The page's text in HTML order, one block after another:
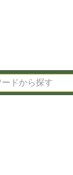
した項目全てに
プ、カラー、ブ